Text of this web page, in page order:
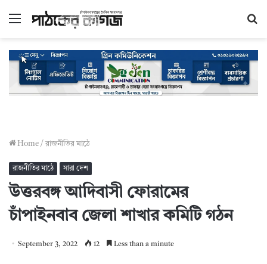
Menu
Home / রাজনীতির মাঠে
রাজনীতির মাঠে সারা দেশ
উত্তরবঙ্গ আদিবাসী ফোরামের
চাঁপাইনবাব জেলা শাখার কমিটি গঠন
September 3, 2022 12 Less than a minute